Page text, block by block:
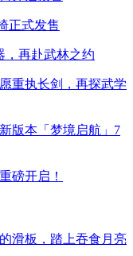
正式发售
，再赴武林之约
重执长剑，再探武学
版本「梦境启航」7
磅开启！